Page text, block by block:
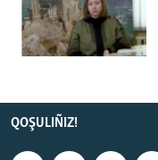
QOŞULIÑIZ!